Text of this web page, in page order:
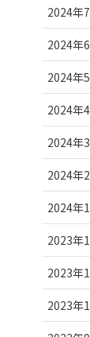
2024年
2024年
2024年
2024年
2024年
2024年
2024年
2023年
2023年
2023年